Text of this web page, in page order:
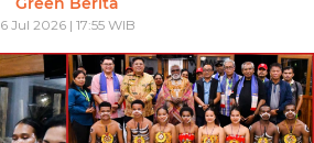
6 Jul 2026 | 17:55 WIB